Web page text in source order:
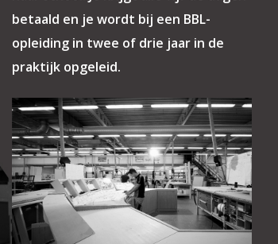
betaald en je wordt bij een BBL-
opleiding in twee of drie jaar in de
praktijk opgeleid.